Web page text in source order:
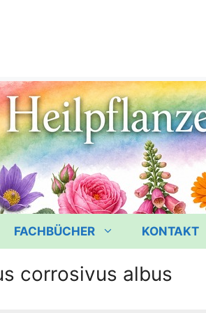
FACHBÜCHER KONTAKT
corrosivus albus